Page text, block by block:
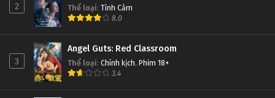
2 Thể loại: Tình Cảm
8.0
3
Angel Guts: Red Classroom
Thể loại: Chính kịch, Phim 18+
3.4